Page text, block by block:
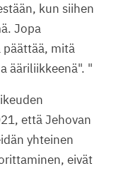
kun siihen
Jopa
mitä
ääriliikkeenä". "
että Jehovan
yhteinen
eivät